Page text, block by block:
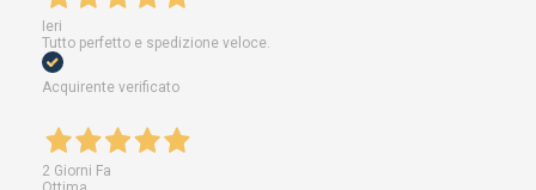
Ieri
Tutto perfetto e spedizione veloce.
Acquirente verificato
2 Giorni Fa